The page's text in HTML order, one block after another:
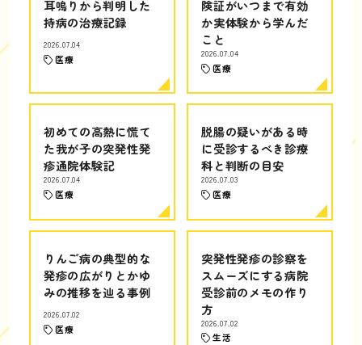
耳鳴りから判明した
持病の治療記録
2026.07.04
医療
険証がいつまで有効
か実体験から学んだ
こと
2026.07.04
医療
初めての高熱に慌て
た我が子の突発性発
疹通院体験記
2026.07.04
医療
脱腸の疑いがある時
に受診するべき診療
科と判断の目安
2026.07.03
医療
りんご病の典型的な
発疹の広がりとかゆ
みの推移を辿る事例
2026.07.02
医療
突発性発疹の診察を
スムーズにする病院
受診前のメモの作り
方
2026.07.02
生活